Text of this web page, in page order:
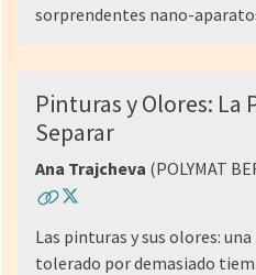
sorprendentes nano-
Pinturas y Olores: La
Separar
Ana Trajcheva (POLYMAT
Las pinturas y sus olores:
tolerado por demasiado